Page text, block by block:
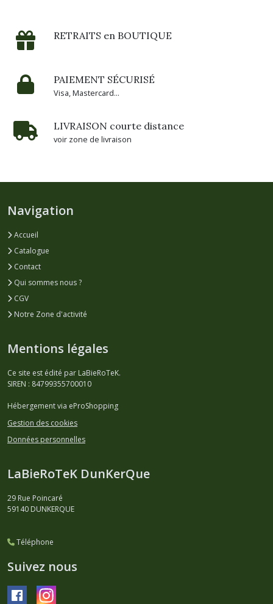
RETRAITS en BOUTIQUE
PAIEMENT SÉCURISÉ
Visa, Mastercard...
LIVRAISON courte distance
voir zone de livraison
Navigation
Accueil
Catalogue
Contact
Qui sommes nous ?
CGV
Notre Zone d'activité
Mentions légales
Ce site est édité par LaBieRoTeK.
SIREN : 84799355700010
Hébergement via eProShopping
Gestion des cookies
Données personnelles
LaBieRoTeK DunKerQue
29 Rue Poincaré
59140 DUNKERQUE
Téléphone
Suivez nous